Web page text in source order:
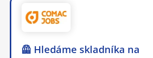
🦺 Hledáme skladníka na